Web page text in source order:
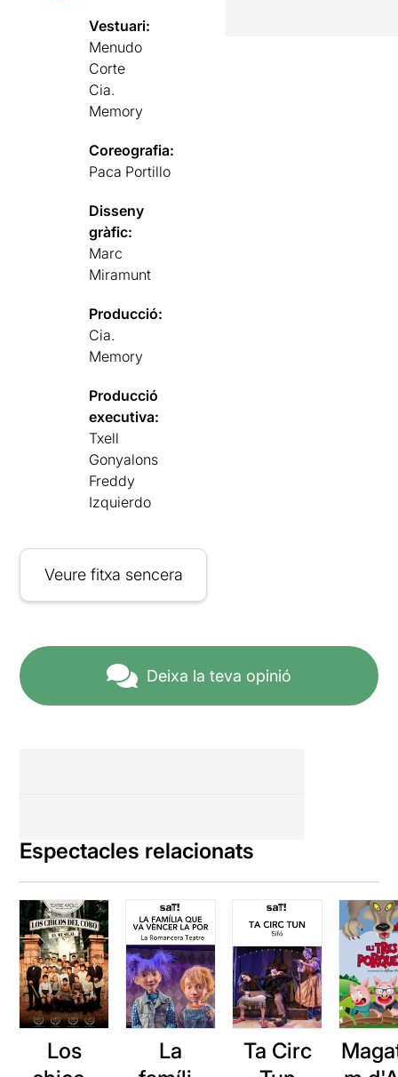
Vestuari:
Menudo
Corte
Cia.
Memory
Coreografia:
Paca Portillo
Disseny
gràfic:
Marc
Miramunt
Producció:
Cia.
Memory
Producció
executiva:
Txell
Gonyalons
Freddy
Izquierdo
Veure fitxa sencera
Deixa la teva opinió
Espectacles relacionats
Los
La
Ta Circ